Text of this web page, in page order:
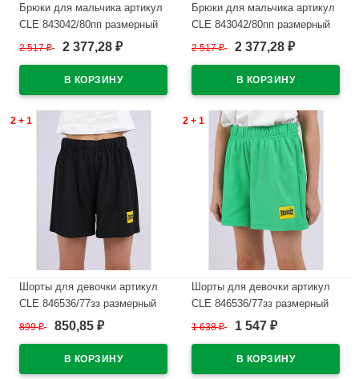
Брюки для мальчика артикул
CLE 843042/80пп размерный
ряд 34/134-42/158 цвет
2 517₽ 2 377,28 ₽
Брюки для мальчика артикул
CLE 843042/80пп размерный
ряд 34/134-42/158 цвет
2 517₽ 2 377,28 ₽
2 + 1
Шорты для девочки артикул
CLE 846536/77зз размерный
ряд 34/134-42/158 цвет
899₽ 850,85 ₽
2 + 1
Шорты для девочки артикул
CLE 846536/77зз размерный
ряд 34/134-42/158 цвет
1 638₽ 1 547 ₽